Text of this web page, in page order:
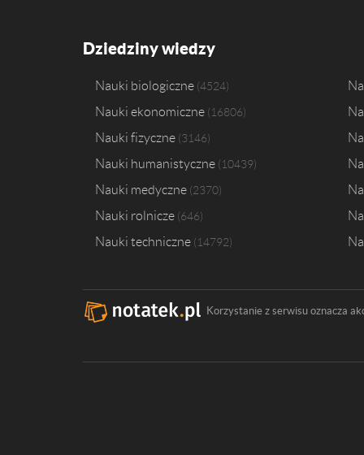
Dziedziny wiedzy
Nauki biologiczne 4524
Nauki ekonomiczne 16806
Nauki fizyczne 3146
Nauki humanistyczne 10439
Nauki medyczne 2370
Nauki rolnicze 646
Nauki techniczne 14792
Korzystanie z serwisu oznacza